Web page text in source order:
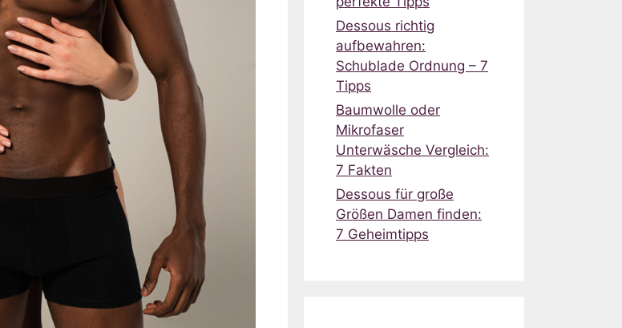
Dessous richtig
aufbewahren:
Schublade Ordnung – 7
Tipps
Baumwolle oder
Mikrofaser
Unterwäsche Vergleich:
7 Fakten
Dessous für große
Größen Damen finden:
7 Geheimtipps